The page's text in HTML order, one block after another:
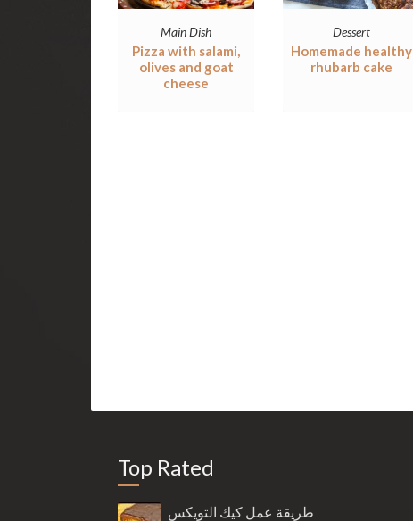
Main Dish
Pizza with salami,
olives and goat
cheese
Dessert
Homemade healthy
rhubarb cake
Top Rated
طريقة عمل كيك التويكس